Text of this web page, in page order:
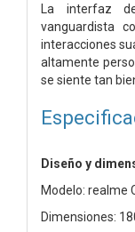
La interfaz
vanguardista
interacciones
altamente
se siente tan
Diseño y
Modelo: realme
Dimensiones: